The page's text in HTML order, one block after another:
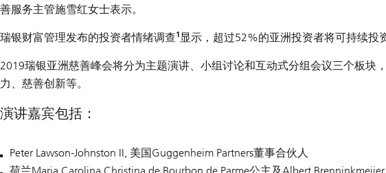
善服务主管施雪红女士表示。
瑞银财富管理发布的投资者情绪调查1 显示，超过52%的亚洲投资者将可持续投
2019瑞银亚洲慈善峰会将分为主题演讲、小组讨论和互动式分组会议三个板块
力、慈善创新等。
演讲嘉宾包括：
Peter Lawson-Johnston II, 美国Guggenheim Partners董事合伙人